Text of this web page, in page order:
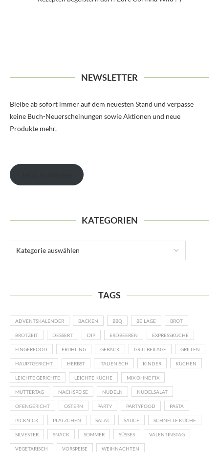
NEWSLETTER
Bleibe ab sofort immer auf dem neuesten Stand und verpasse
keine Buch-Neuerscheinungen sowie Aktionen und neue
Produkte mehr.
KATEGORIEN
TAGS
ADVENTSKALENDER BACKEN BBQ BEILAGE BROT
BROTZEIT DESSERT DIP ERDBEEREN EXPRESSKÜCHE
FINGERFOOD FRÜHLING GEBÄCK GRILLBEILAGE GRILLEN
HAUPTGERICHT HERBST ITALIENISCH KINDER KUCHEN
LEICHTE GERICHTE LEICHTE KÜCHE MIX OHNE FIX
MUTTERTAG NACHSPEISE NUDELN NUDELSALAT
OFENGERICHT OSTERN PARTY PARTYFOOD PASTA
PICKNICK PLÄTZCHEN SALAT SAUCE SCHNELLE KÜCHE
SILVESTER SNACK SOMMER SÜSSES VALENTINSTAG
VEGETARISCH VORSPEISE WEIHNACHTEN